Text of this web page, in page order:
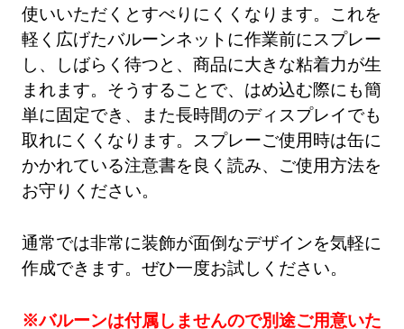
使いいただくとすべりにくくなります。これを
軽く広げたバルーンネットに作業前にスプレー
し、しばらく待つと、商品に大きな粘着力が生
まれます。そうすることで、はめ込む際にも簡
単に固定でき、また長時間のディスプレイでも
取れにくくなります。スプレーご使用時は缶に
かかれている注意書を良く読み、ご使用方法を
お守りください。
通常では非常に装飾が面倒なデザインを気軽に
作成できます。ぜひ一度お試しください。
※バルーンは付属しませんので別途ご用意いた